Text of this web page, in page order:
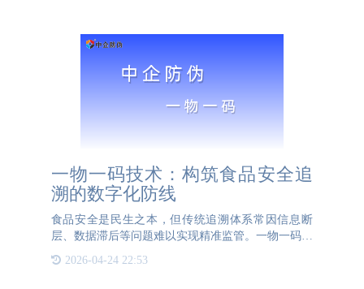
一物一码技术：构筑食品安全追
溯的数字化防线
食品安全是民生之本，但传统追溯体系常因信息断
层、数据滞后等问题难以实现精准监管。一物一码技
案。通过为每个产品赋予唯一身份标识，该技术构建
2026-04-24 22:53